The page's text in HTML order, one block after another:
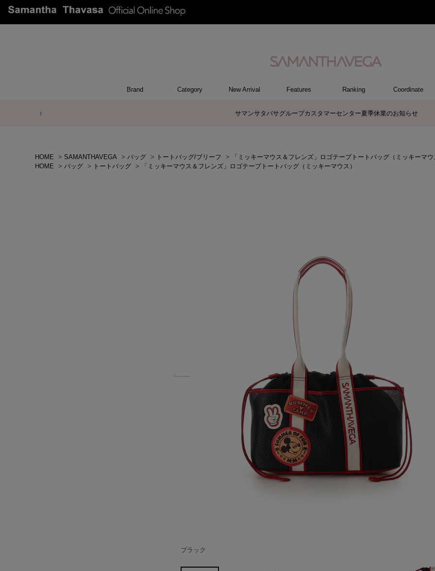
Brand Category
ハンドバッグ
トートバッグ/ブリーフ
ショルダーバッグ/ミニバッグ
ボストンバッグ
リュック/バックパック
バッグその他
パソコンケース/パソコンバッグ
A4対応/通勤通学バッグ
長財布
折財布/ミニ財布
コインケース/マルチケース
財布・小物その他
ポーチ
カードケース/名刺入れ
キーケース
パスケース
モバイルグッズ
ケース/ポーチその他
ファスナートップチャーム
バッグチャーム
チャームその他
リング
ネックレス
ピアス
イヤリング
ブレスレット/バングル
アクセサリーその他
トップス
ボトム
ワンピース
ジャケット/アウター
ファッショングッズ
アパレルその他
ポロシャツ(半袖)
ポロシャツ(長袖)
プルオーバー
パーカー
セーター/ベスト
ワンピース
New Arrival Features Ranking Coordinate
サマンサタバサグループカスタマーセンター夏季休業のお知らせ
HOME > SAMANTHAVEGA > バッグ > トートバッグ/ブリーフ >
「ミッキーマウス＆フレンズ」ロゴテープトートバッグ（ミッキーマ
HOME
> バッグ > トートバッグ > 「ミッキーマウス＆フレンズ」ロゴテープトートバッグ（ミッキーマウス）
ブラック